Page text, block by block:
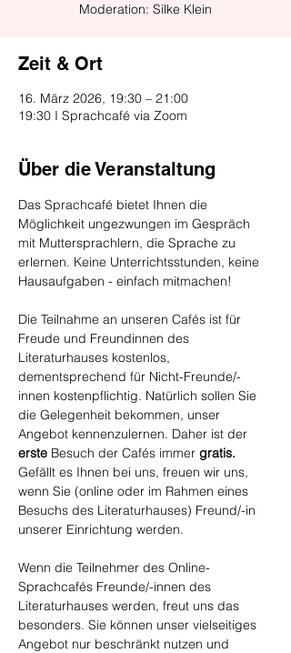
Moderation: Silke Klein
Zeit & Ort
16. März 2026, 19:30 – 21:00
19:30 I Sprachcafé via Zoom
Über die Veranstaltung
Das Sprachcafé bietet Ihnen die
Möglichkeit ungezwungen im Gespräch
mit Muttersprachlern, die Sprache zu
erlernen. Keine Unterrichtsstunden, keine
Hausaufgaben - einfach mitmachen!
Die Teilnahme an unseren Cafés ist für
Freude und Freundinnen des
Literaturhauses kostenlos,
dementsprechend für Nicht-Freunde/-
innen kostenpflichtig. Natürlich sollen Sie
die Gelegenheit bekommen, unser
Angebot kennenzulernen. Daher ist der
erste Besuch der Cafés immer gratis.
Gefällt es Ihnen bei uns, freuen wir uns,
wenn Sie (online oder im Rahmen eines
Besuchs des Literaturhauses) Freund/-in
unserer Einrichtung werden.
Wenn die Teilnehmer des Online-
Sprachcafés Freunde/-innen des
Literaturhauses werden, freut uns das
besonders. Sie können unser vielseitiges
Angebot nur beschränkt nutzen und